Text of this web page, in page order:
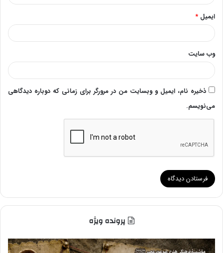
ایمیل *
وب‌ سایت
ذخیره نام، ایمیل و وبسایت من در مرورگر برای زمانی که دوباره دیدگاهی
می‌نویسم.
پرونده ویژه